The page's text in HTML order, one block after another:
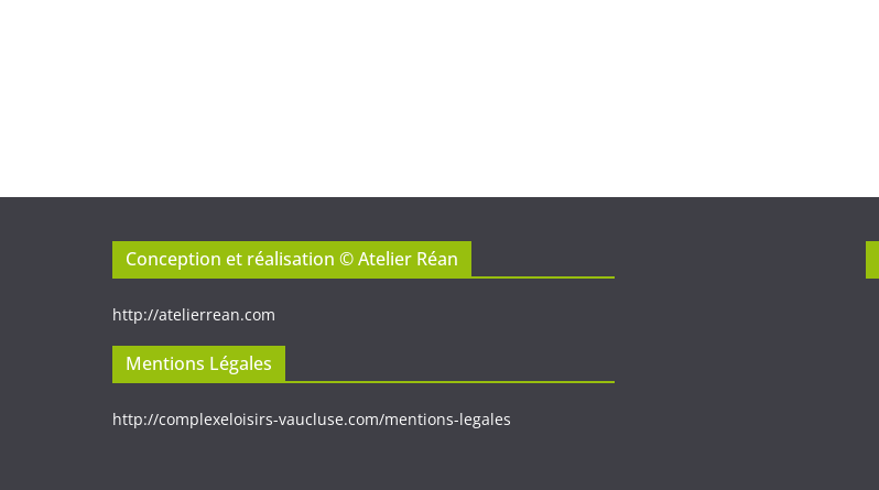
Conception et réalisation © Atelier Réan
http://atelierrean.com
Mentions Légales
http://complexeloisirs-vaucluse.com/mentions-legales